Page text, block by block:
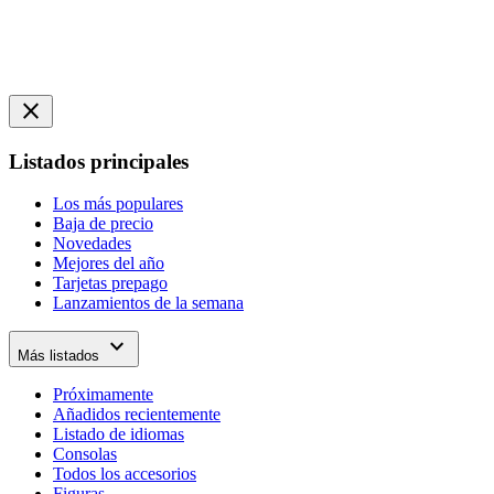
close
Listados principales
Los más populares
Baja de precio
Novedades
Mejores del año
Tarjetas prepago
Lanzamientos de la semana
Más listados expand_more
Próximamente
Añadidos recientemente
Listado de idiomas
Consolas
Todos los accesorios